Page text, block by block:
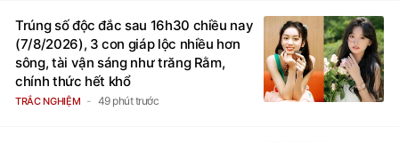
Trúng số độc đắc sau 16h30 chiều nay
(7/8/2026), 3 con giáp lộc nhiều hơn
sông, tài vận sáng như trăng Rằm,
chính thức hết khổ
TRẮC NGHIỆM 49 phút trước